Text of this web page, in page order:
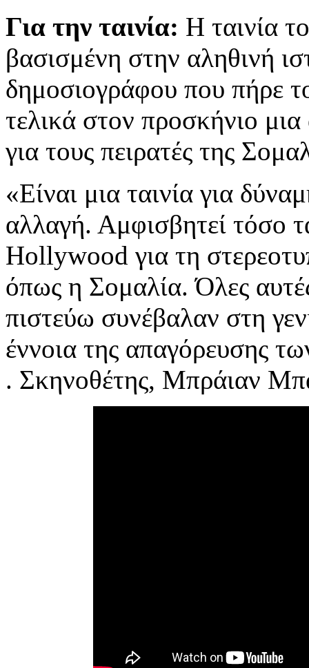
Για την ταινία: Η ταινία
βασισμένη στην αληθινή
δημοσιογράφου που πήρε
τελικά στον προσκήνιο
για τους πειρατές της
«Είναι μια ταινία για
αλλαγή. Αμφισβητεί τόσο
Hollywood για τη
όπως η Σομαλία. Όλες αυτές
πιστεύω συνέβαλαν στη
έννοια της απαγόρευσης
. Σκηνοθέτης, Μπράιαν